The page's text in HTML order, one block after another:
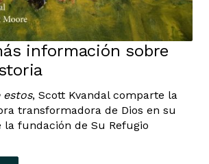
información sobre
estos, Scott Kvandal comparte la
transformadora de Dios en su
la fundación de Su Refugio